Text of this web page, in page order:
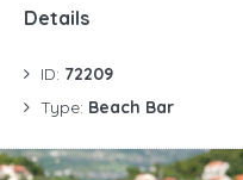
Details
ID: 72209
Type: Beach Bar